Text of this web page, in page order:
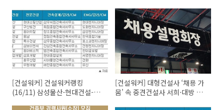
[건설워커] 건설워커랭킹
(16/11) 삼성물산-현대건설-대
[건설워커] 대형건설사 ‘채용 가
뭄’ 속 중견건설사 서희·대방 등